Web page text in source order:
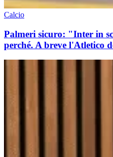
Calcio
Palmeri sicuro: "Inter in
perché. A breve l'Atletico